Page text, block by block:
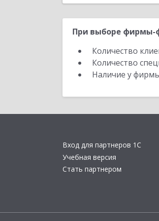
При выборе фирмы-
Количество
Количество
Наличие у фирмы
Вход для партнеров 1С
Учебная версия
Стать партнером